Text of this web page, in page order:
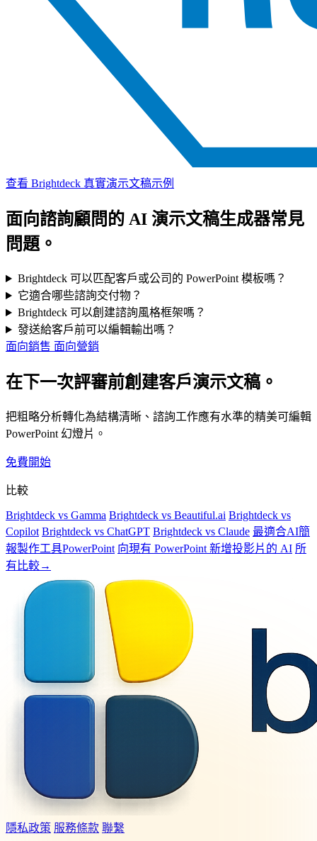
查看 Brightdeck 真實演示文稿示例
面向諮詢顧問的 AI 演示文稿生成器常見
問題。
Brightdeck 可以匹配客戶或公司的 PowerPoint 模板嗎？
它適合哪些諮詢交付物？
Brightdeck 可以創建諮詢風格框架嗎？
發送給客戶前可以編輯輸出嗎？
面向銷售 面向營銷
在下一次評審前創建客戶演示文稿。
把粗略分析轉化為結構清晰、諮詢工作應有水準的精美可編輯
PowerPoint 幻燈片。
免費開始
比較
Brightdeck vs Gamma Brightdeck vs Beautiful.ai Brightdeck vs
Copilot Brightdeck vs ChatGPT Brightdeck vs Claude 最適合AI簡
報製作工具PowerPoint 向現有 PowerPoint 新增投影片的 AI 所
有比較→
隱私政策 服務條款 聯繫